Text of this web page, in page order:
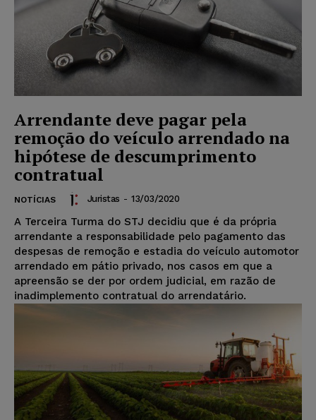
Arrendante deve pagar pela
remoção do veículo arrendado na
hipótese de descumprimento
contratual
NOTÍCIAS Juristas - 13/03/2020
​A Terceira Turma do STJ decidiu que é da própria
arrendante a responsabilidade pelo pagamento das
despesas de remoção e estadia do veículo automotor
arrendado em pátio privado, nos casos em que a
apreensão se der por ordem judicial, em razão de
inadimplemento contratual do arrendatário.